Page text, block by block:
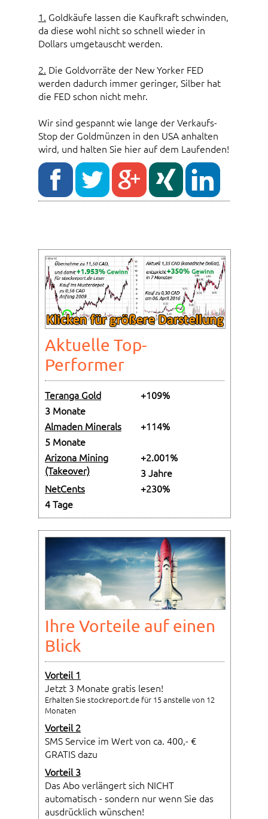
1. Goldkäufe lassen die Kaufkraft schwinden,
da diese wohl nicht so schnell wieder in
Dollars umgetauscht werden.
2. Die Goldvorräte der New Yorker FED
werden dadurch immer geringer, Silber hat
die FED schon nicht mehr.
Wir sind gespannt wie lange der Verkaufs-
Stop der Goldmünzen in den USA anhalten
wird, und halten Sie hier auf dem Laufenden!
Aktuelle Top-
Performer
Teranga Gold
+109%
3 Monate
Almaden Minerals
+114%
5 Monate
Arizona Mining
(Takeover)
+2.001%
3 Jahre
NetCents
+230%
4 Tage
Ihre Vorteile auf einen
Blick
Vorteil 1
Jetzt 3 Monate gratis lesen!
Erhalten Sie stockreport.de für 15 anstelle von 12
Monaten
Vorteil 2
SMS Service im Wert von ca. 400,- €
GRATIS dazu
Vorteil 3
Das Abo verlängert sich NICHT
automatisch - sondern nur wenn Sie das
ausdrücklich wünschen!